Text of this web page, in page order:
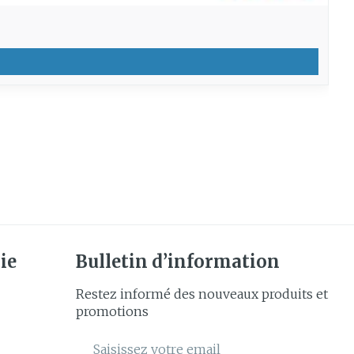
Bulletin d’information
Restez informé des nouveaux produits et
promotions